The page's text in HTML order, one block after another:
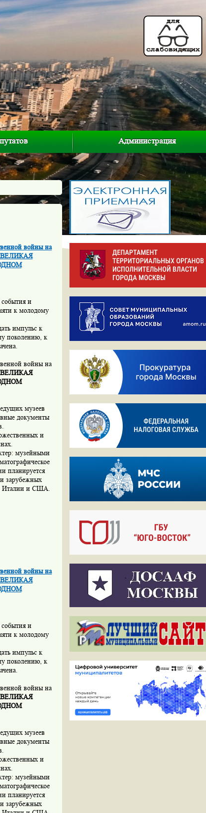
Администрация
войны на
«ВЕЛИКАЯ
события и
к молодому
импульс к
поколению, к
войны на
музеев
документы
и
музейными
планируется
зарубежных
Италии и США.
войны на
«ВЕЛИКАЯ
события и
к молодому
импульс к
поколению, к
войны на
музеев
документы
и
музейными
планируется
зарубежных